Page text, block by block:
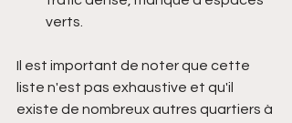
verts.
Il est important de noter que cette
liste n'est pas exhaustive et qu'il
existe de nombreux autres quartiers à